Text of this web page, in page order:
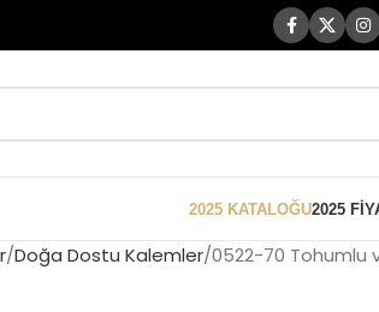
2025 KATALOĞU2025
Doğa Dostu Kalemler 0522-70 Tohumlu